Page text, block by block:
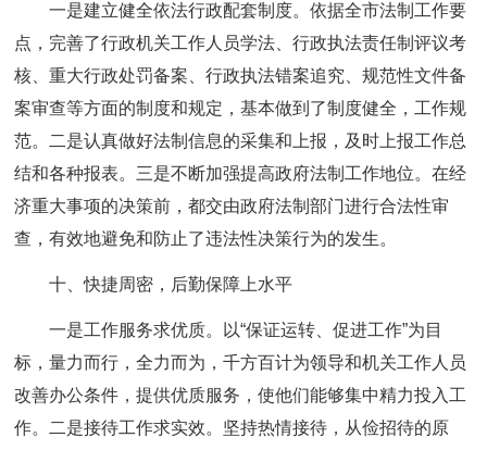
一是建立健全依法行政配套制度。依据全市法制工作要
点，完善了行政机关工作人员学法、行政执法责任制评议考
核、重大行政处罚备案、行政执法错案追究、规范性文件备
案审查等方面的制度和规定，基本做到了制度健全，工作规
范。二是认真做好法制信息的采集和上报，及时上报工作总
结和各种报表。三是不断加强提高政府法制工作地位。在经
济重大事项的决策前，都交由政府法制部门进行合法性审
查，有效地避免和防止了违法性决策行为的发生。
十、快捷周密，后勤保障上水平
一是工作服务求优质。以“保证运转、促进工作”为目
标，量力而行，全力而为，千方百计为领导和机关工作人员
改善办公条件，提供优质服务，使他们能够集中精力投入工
作。二是接待工作求实效。坚持热情接待，从俭招待的原